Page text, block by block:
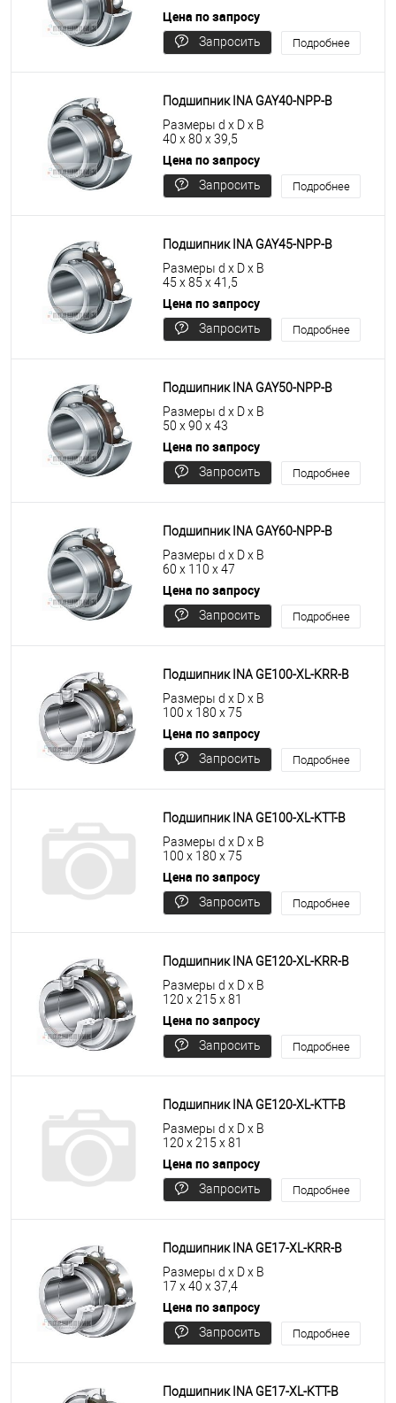
Цена по запросу
Запросить
Подробнее
Подшипник INA GAY40-NPP-B
Размеры d x D x B
40 x 80 x 39,5
Цена по запросу
Запросить
Подробнее
Подшипник INA GAY45-NPP-B
Размеры d x D x B
45 x 85 x 41,5
Цена по запросу
Запросить
Подробнее
Подшипник INA GAY50-NPP-B
Размеры d x D x B
50 x 90 x 43
Цена по запросу
Запросить
Подробнее
Подшипник INA GAY60-NPP-B
Размеры d x D x B
60 x 110 x 47
Цена по запросу
Запросить
Подробнее
Подшипник INA GE100-XL-KRR-B
Размеры d x D x B
100 x 180 x 75
Цена по запросу
Запросить
Подробнее
Подшипник INA GE100-XL-KTT-B
Размеры d x D x B
100 x 180 x 75
Цена по запросу
Запросить
Подробнее
Подшипник INA GE120-XL-KRR-B
Размеры d x D x B
120 x 215 x 81
Цена по запросу
Запросить
Подробнее
Подшипник INA GE120-XL-KTT-B
Размеры d x D x B
120 x 215 x 81
Цена по запросу
Запросить
Подробнее
Подшипник INA GE17-XL-KRR-B
Размеры d x D x B
17 x 40 x 37,4
Цена по запросу
Запросить
Подробнее
Подшипник INA GE17-XL-KTT-B